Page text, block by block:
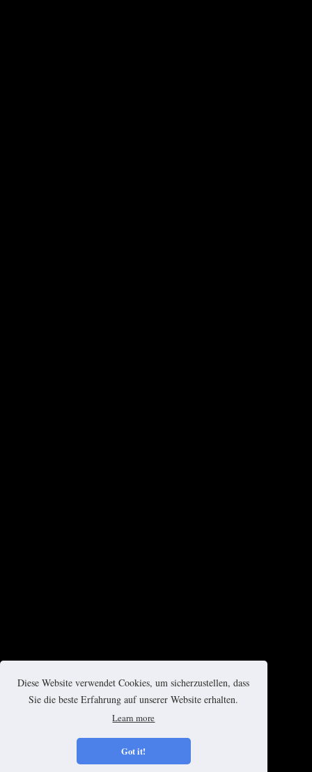
Diese Website verwendet Cookies, um sicherzustellen, dass
Sie die beste Erfahrung auf unserer Website erhalten.
Learn more
Got it!